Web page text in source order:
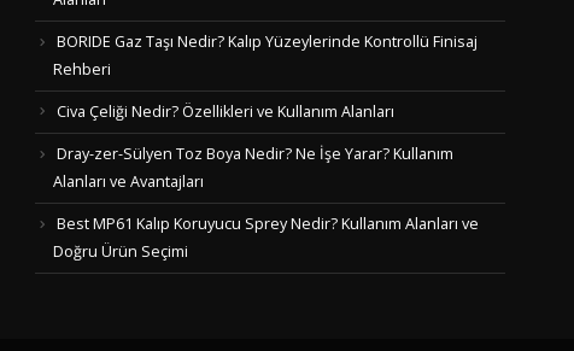
BORIDE Gaz Taşı Nedir? Kalıp Yüzeylerinde Kontrollü Finisaj
Rehberi
Civa Çeliği Nedir? Özellikleri ve Kullanım Alanları
Dray-zer-Sülyen Toz Boya Nedir? Ne İşe Yarar? Kullanım
Alanları ve Avantajları
Best MP61 Kalıp Koruyucu Sprey Nedir? Kullanım Alanları ve
Doğru Ürün Seçimi